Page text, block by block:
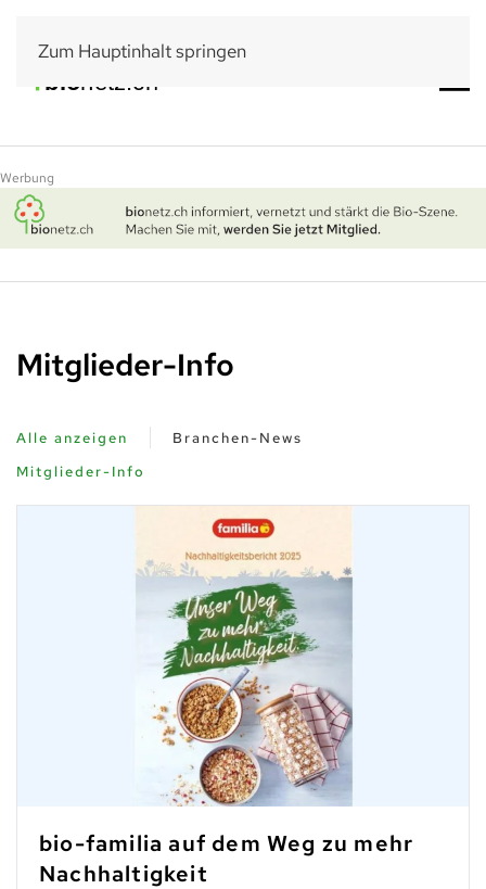
Zum Hauptinhalt springen
Werbung
Mitglieder-Info
Alle anzeigen
Branchen-News
Mitglieder-Info
bio-familia auf dem Weg zu mehr
Nachhaltigkeit